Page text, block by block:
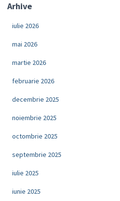
Arhive
iulie 2026
mai 2026
martie 2026
februarie 2026
decembrie 2025
noiembrie 2025
octombrie 2025
septembrie 2025
iulie 2025
iunie 2025